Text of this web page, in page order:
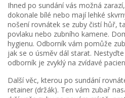
Ihned po sundání vás možná
dokonale bílé nebo mají lehké
nošení rovnátek se zuby čistí hůř,
povlaku nebo zubního kamene.
hygienu. Odborník vám pomůže
jak se o úsměv dál starat.
odborník je zvyklý na zvídavé
Další věc, kterou po sundání
retainer (držák). Ten vám zubař